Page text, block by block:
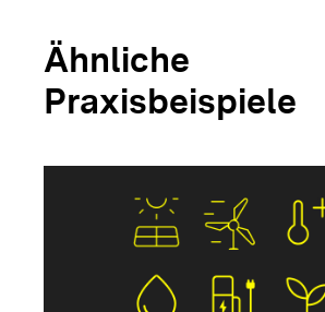
Ähnliche
Praxisbeispiele